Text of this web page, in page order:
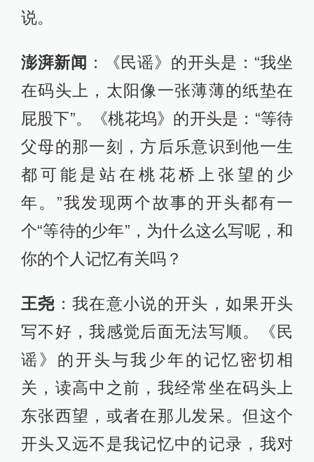
说。
澎湃新闻 ：《民谣》的开头是：“我坐
在码头上，太阳像一张薄薄的纸垫在
屁股下”。《桃花坞》的开头是：“等待
父母的那一刻，方后乐意识到他一生
都可能是站在桃花桥上张望的少
年。”我发现两个故事的开头都有一
个“等待的少年”，为什么这么写呢，和
你的个人记忆有关吗？
王尧 ：我在意小说的开头，如果开头
写不好，我感觉后面无法写顺。《民
谣》的开头与我少年的记忆密切相
关，读高中之前，我经常坐在码头上
东张西望，或者在那儿发呆。但这个
开头又远不是我记忆中的记录，我对